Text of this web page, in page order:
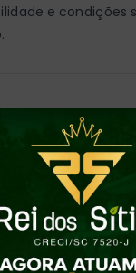
e condições
o imóvel e seu
visita
- Centro -